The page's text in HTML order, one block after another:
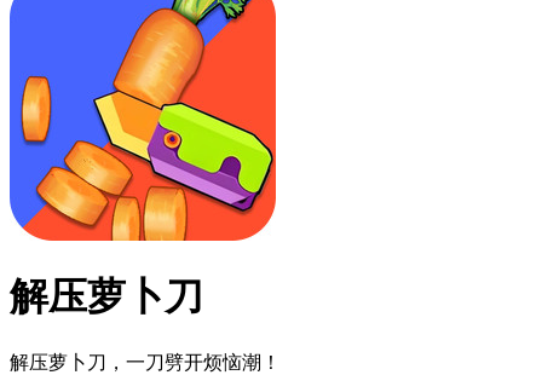
解压萝卜刀
解压萝卜刀，一刀劈开烦恼潮！